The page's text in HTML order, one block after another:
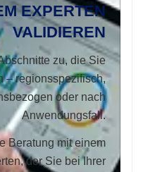
EXPERTEN
VALIDIEREN
zu, die Sie
– regionsspezifisch,
oder nach
Anwendungsfall.
Beratung mit einem
der Sie bei Ihrer